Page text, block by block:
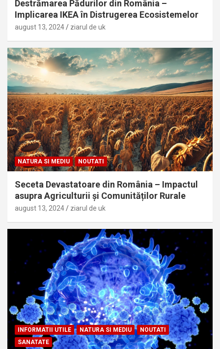
Destrămarea Pădurilor din România –
Implicarea IKEA în Distrugerea Ecosistemelor
august 13, 2024 ziarul de uk
NATURA SI MEDIU NOUTATI
Seceta Devastatoare din România – Impactul
asupra Agriculturii și Comunităților Rurale
august 13, 2024 ziarul de uk
INFORMATII UTILE NATURA SI MEDIU
NOUTATI
SANATATE